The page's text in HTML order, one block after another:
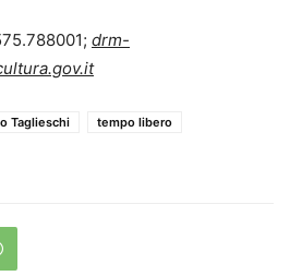
drm-
Taglieschi
tempo libero